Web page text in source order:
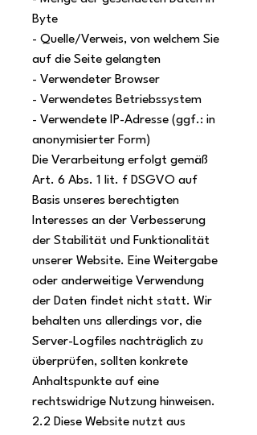
Byte
- Quelle/Verweis, von welchem Sie
auf die Seite gelangten
- Verwendeter Browser
- Verwendetes Betriebssystem
- Verwendete IP-Adresse (ggf.: in
anonymisierter Form)
Die Verarbeitung erfolgt gemäß
Art. 6 Abs. 1 lit. f DSGVO auf
Basis unseres berechtigten
Interesses an der Verbesserung
der Stabilität und Funktionalität
unserer Website. Eine Weitergabe
oder anderweitige Verwendung
der Daten findet nicht statt. Wir
behalten uns allerdings vor, die
Server-Logfiles nachträglich zu
überprüfen, sollten konkrete
Anhaltspunkte auf eine
rechtswidrige Nutzung hinweisen.
2.2 Diese Website nutzt aus